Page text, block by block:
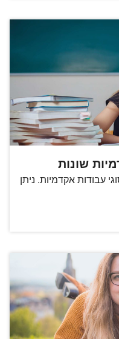
שונות
עבודות אקדמיות. ניתן